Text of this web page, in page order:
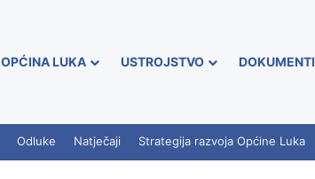
OPĆINA LUKA USTROJSTVO DOKUMENTI
Odluke Natječaji Strategija razvoja Općine Luka